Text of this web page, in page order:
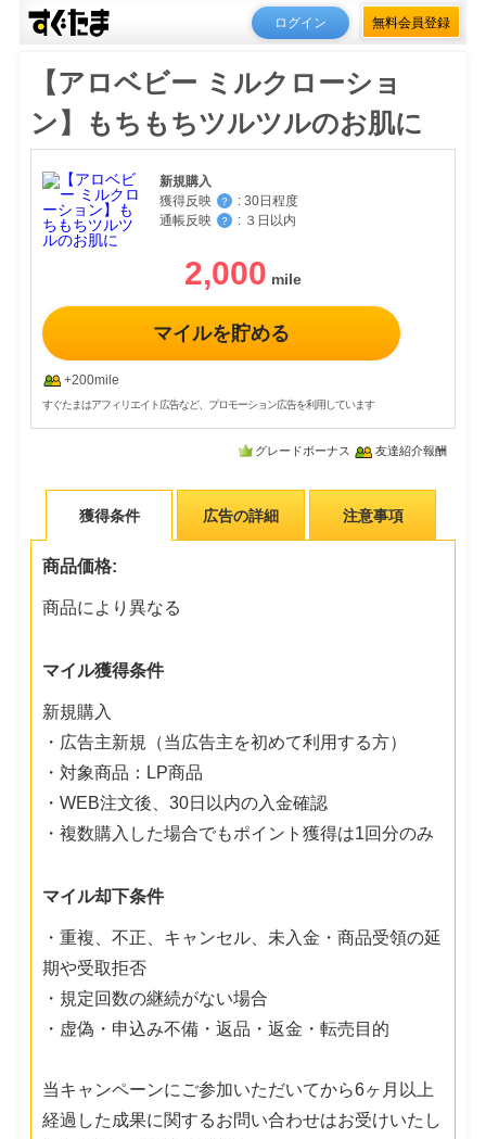
ログイン 無料会員登録
【アロベビー ミルクローショ
ン】もちもちツルツルのお肌に
新規購入
獲得反映
？ : 30日程度
通帳反映
？ : ３日以内
2,000
マイルを貯める
+200mile
すぐたまはアフィリエイト広告など、プロモーション広告を利用しています
グレードボーナス 友達紹介報酬
獲得条件 広告の詳細 注意事項
商品価格:
商品により異なる
マイル獲得条件
新規購入
・広告主新規（当広告主を初めて利用する方）
・対象商品：LP商品
・WEB注文後、30日以内の入金確認
・複数購入した場合でもポイント獲得は1回分のみ
マイル却下条件
・重複、不正、キャンセル、未入金・商品受領の延
期や受取拒否
・規定回数の継続がない場合
・虚偽・申込み不備・返品・返金・転売目的
当キャンペーンにご参加いただいてから6ヶ月以上
経過した成果に関するお問い合わせはお受けいたし